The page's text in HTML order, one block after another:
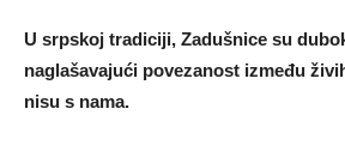
U srpskoj tradiciji, Zadušnice su
naglašavajući povezanost između
nisu s nama.